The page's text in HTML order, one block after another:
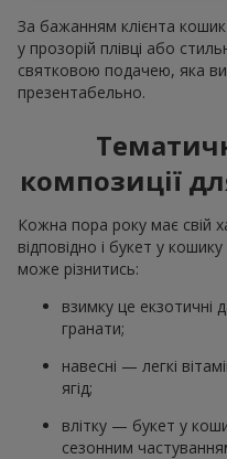
За бажанням клієнта
у прозорій плівці або
святковою подачею, яка
презентабельно.
композиції
Кожна пора року має свій
відповідно і букет у
може різнитись:
взимку це екзотичні
гранати;
навесні — легкі
ягід;
влітку — букет у
сезонним